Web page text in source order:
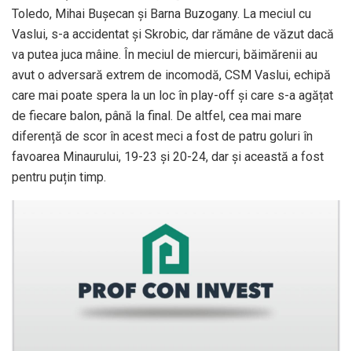
Toledo, Mihai Bușecan și Barna Buzogany. La meciul cu
Vaslui, s-a accidentat și Skrobic, dar rămâne de văzut dacă
va putea juca mâine. În meciul de miercuri, băimărenii au
avut o adversară extrem de incomodă, CSM Vaslui, echipă
care mai poate spera la un loc în play-off și care s-a agățat
de fiecare balon, până la final. De altfel, cea mai mare
diferență de scor în acest meci a fost de patru goluri în
favoarea Minaurului, 19-23 și 20-24, dar și această a fost
pentru puțin timp.